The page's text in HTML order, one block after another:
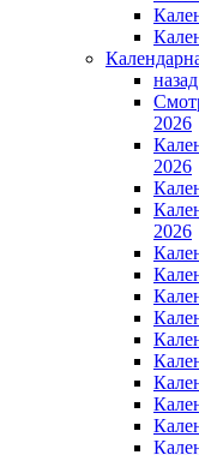
назад
2026
2026
2026